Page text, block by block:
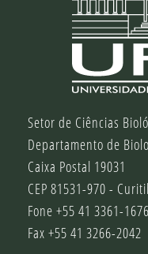
Setor de Ciências
Departamento de
Caixa Postal 19031
CEP 81531-970 -
Fone +55 41 3361-1676
Fax +55 41 3266-2042